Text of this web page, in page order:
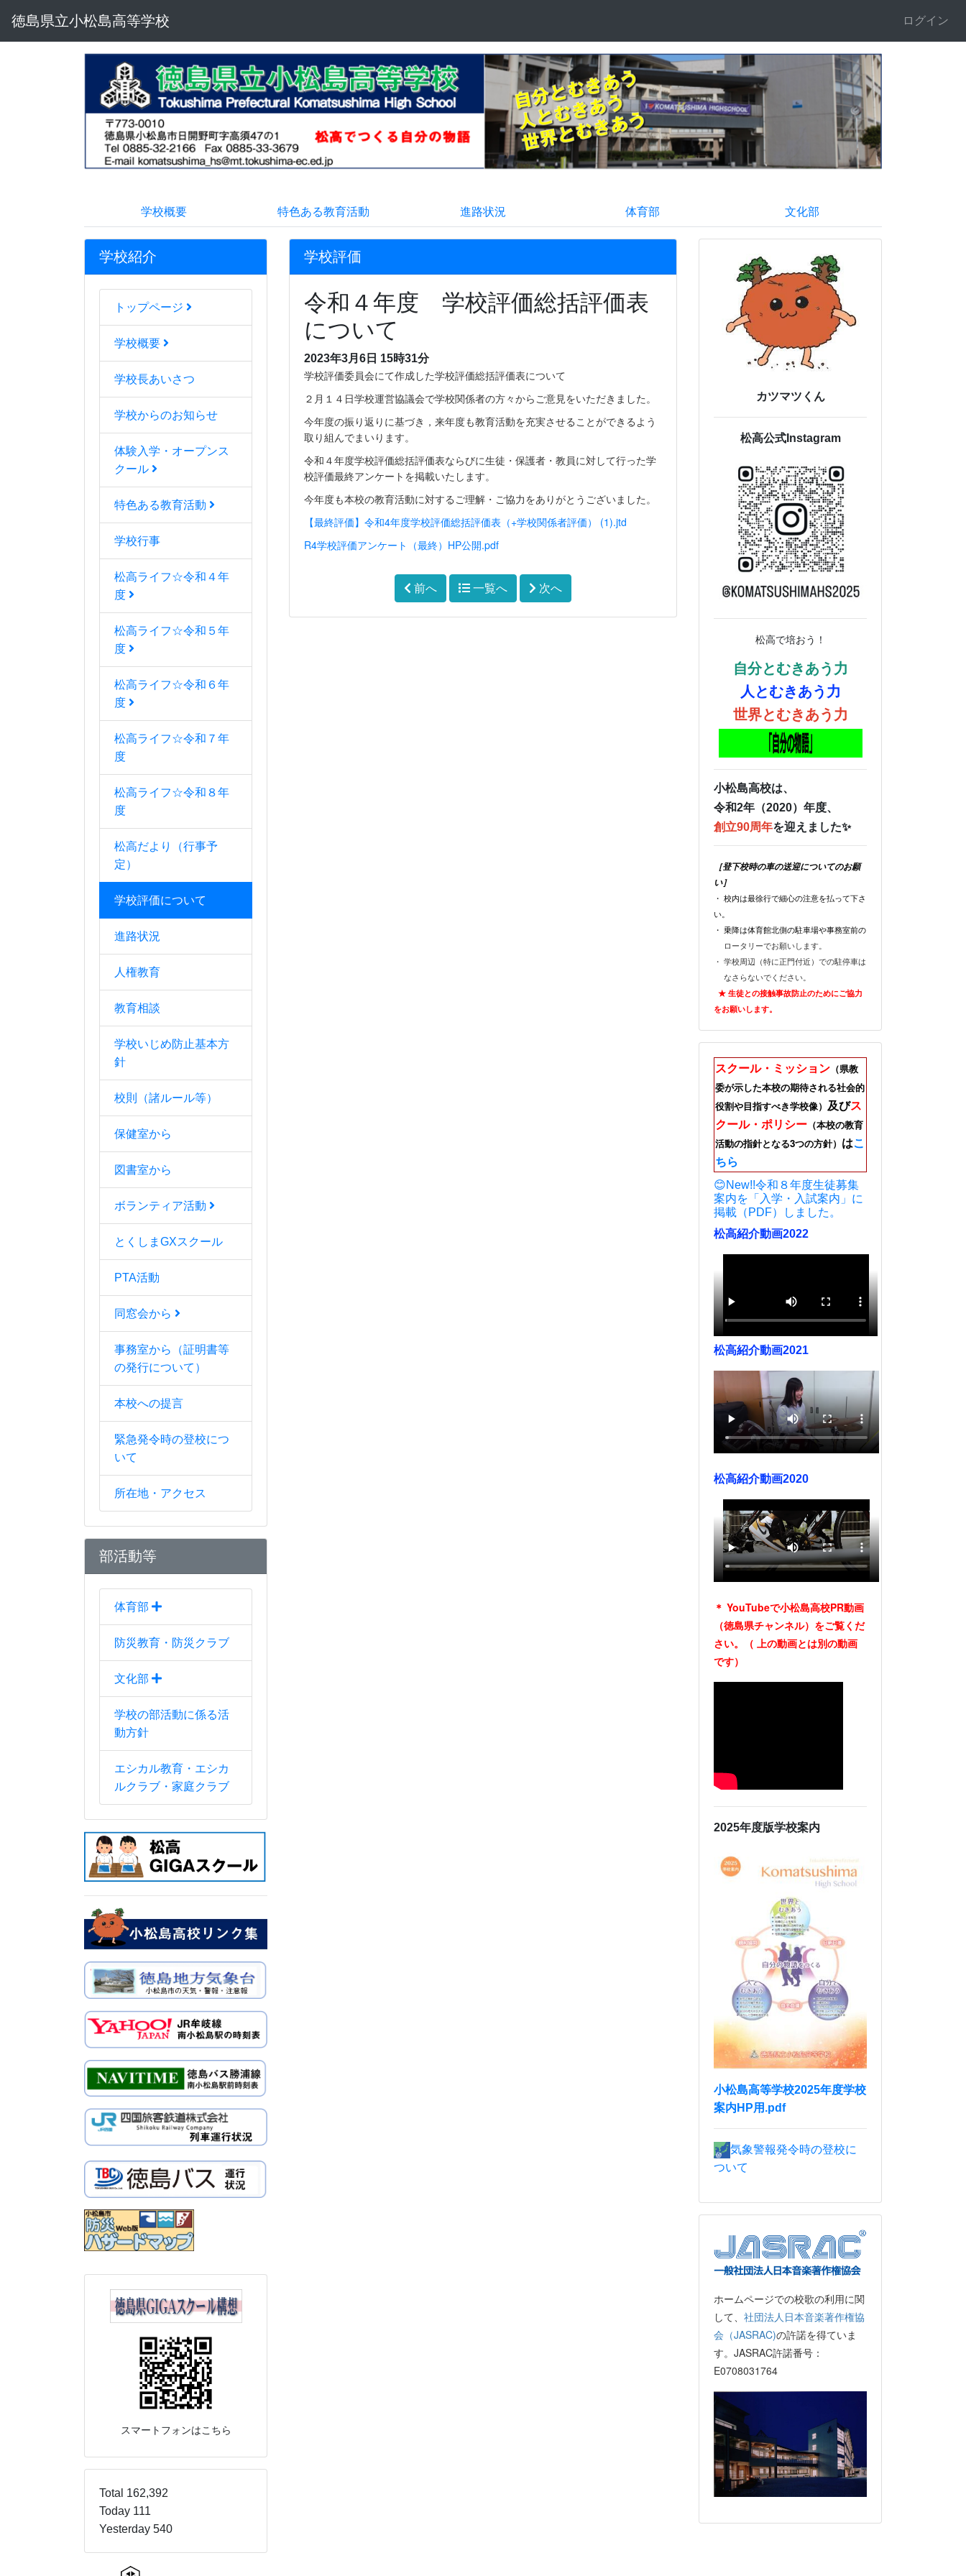
徳島県立小松島高等学校 ログイン
学校概要 特色ある教育活動 進路状況 体育部 文化部
学校紹介
トップページ
学校概要
学校長あいさつ
学校からのお知らせ
体験入学・オープンス
クール
特色ある教育活動
学校行事
松高ライフ☆令和４年
度
松高ライフ☆令和５年
度
松高ライフ☆令和６年
度
松高ライフ☆令和７年
度
松高ライフ☆令和８年
度
松高だより（行事予
定）
学校評価について
進路状況
人権教育
教育相談
学校いじめ防止基本方
針
校則（諸ルール等）
保健室から
図書室から
ボランティア活動
とくしまGXスクール
PTA活動
同窓会から
事務室から（証明書等
の発行について）
本校への提言
緊急発令時の登校につ
いて
所在地・アクセス
部活動等
体育部
防災教育・防災クラブ
文化部
学校の部活動に係る活
動方針
エシカル教育・エシカ
ルクラブ・家庭クラブ
スマートフォンはこちら
Total 162,392
Today 111
Yesterday 540
学校評価
令和４年度 学校評価総括評価表
について
2023年3月6日 15時31分
学校評価委員会にて作成した学校評価総括評価表について
２月１４日学校運営協議会で学校関係者の方々からご意見をいただきました。
今年度の振り返りに基づき，来年度も教育活動を充実させることができるよう
取り組んでまいります。
令和４年度学校評価総括評価表ならびに生徒・保護者・教員に対して行った学
校評価最終アンケートを掲載いたします。
今年度も本校の教育活動に対するご理解・ご協力をありがとうございました。
【最終評価】令和4年度学校評価総括評価表（+学校関係者評価） (1).jtd
R4学校評価アンケート（最終）HP公開.pdf
前へ 一覧へ 次へ
カツマツくん
松高公式Instagram
松高で培おう！
自分とむきあう力
人とむきあう力
世界とむきあう力
小松島高校は、
令和2年（2020）年度、
創立90周年を迎えました✨
［登下校時の車の送迎についてのお願
い］
・ 校内は最徐行で細心の注意を払って下さ
い。
・ 乗降は体育館北側の駐車場や事務室前の
ロータリーでお願いします。
・ 学校周辺（特に正門付近）での駐停車は
なさらないでください。
★ 生徒との接触事故防止のためにご協力
をお願いします。
スクール・ミッション （県教
委が示した本校の期待される社会的
役割や目指すべき学校像） 及びス
クール・ポリシー （本校の教育
活動の指針となる3つの方針） はこ
ちら
😊New!!令和８年度生徒募集
案内を「入学・入試案内」に
掲載（PDF）しました。
松高紹介動画2022
松高紹介動画2021
松高紹介動画2020
＊ YouTubeで小松島高校PR動画
（徳島県チャンネル）をご覧くだ
さい。（ 上の動画とは別の動画
です）
2025年度版学校案内
小松島高等学校2025年度学校
案内HP用.pdf
気象警報発令時の登校に
ついて
ホームページでの校歌の利用に関
して、 社団法人日本音楽著作権協
会（JASRAC)の許諾を得ていま
す。JASRAC許諾番号：
E0708031764